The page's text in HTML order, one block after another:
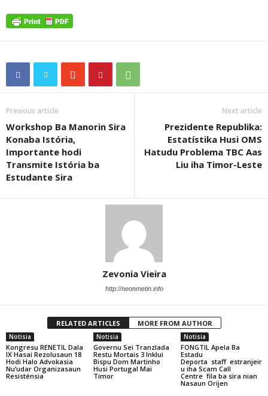
Previous article
Workshop Ba Manorin Sira
Konaba Istória,
Importante hodi
Transmite Istória ba
Estudante Sira
Next article
Prezidente Republika:
Estatístika Husi OMS
Hatudu Problema TBC Aas
Liu iha Timor-Leste
Zevonia Vieira
http://neonmetin.info
RELATED ARTICLES MORE FROM AUTHOR
Notisia
Kongresu RENETIL Dala
IX Hasai Rezolusaun 18
Hodi Halo Advokasia
Nu’udar Organizasaun
Resisténsia
Notisia
Governu Sei Tranzlada
Restu Mortais 3 Inklui
Bispu Dom Martinho
Husi Portugal Mai
Timor
Notisia
FONGTIL Apela Ba
Estadu
Deporta staff estranjeir
u iha Scam Call
Centre fila ba sira nian
Nasaun Orijen